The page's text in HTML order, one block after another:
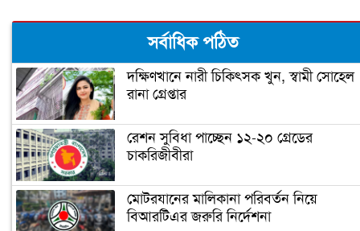
‘আপনি ক্রিকেটার, হিন্দুদের ধর্মগুরু নন’
মাশরাফির ক্যারিয়ার শেষ!
ফিটনেসে সাকিবের সফলতার রহস্য ফাঁস
সর্বাধিক পঠিত
দক্ষিণখানে নারী চিকিৎসক খুন, স্বামী সোহেল
রানা গ্রেপ্তার
রেশন সুবিধা পাচ্ছেন ১২-২০ গ্রেডের
চাকরিজীবীরা
মোটরযানের মালিকানা পরিবর্তন নিয়ে
বিআরটিএর জরুরি নির্দেশনা